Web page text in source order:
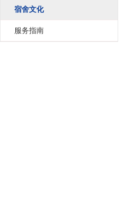
宿舍文化
服务指南